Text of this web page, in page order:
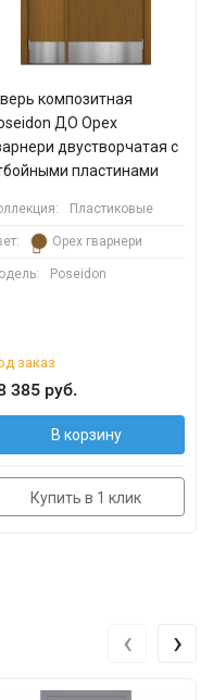
композитная
ДО Орех
двустворчатая с
пластинами
Пластиковые
Орех гварнери
Poseidon
заказ
385 руб.
В корзину
Купить в 1 клик
‹ ›